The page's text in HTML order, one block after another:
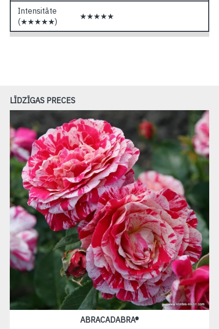
Intensitāte
(★★★★★)
★★★★★
LĪDZĪGAS PRECES
ABRACADABRA®